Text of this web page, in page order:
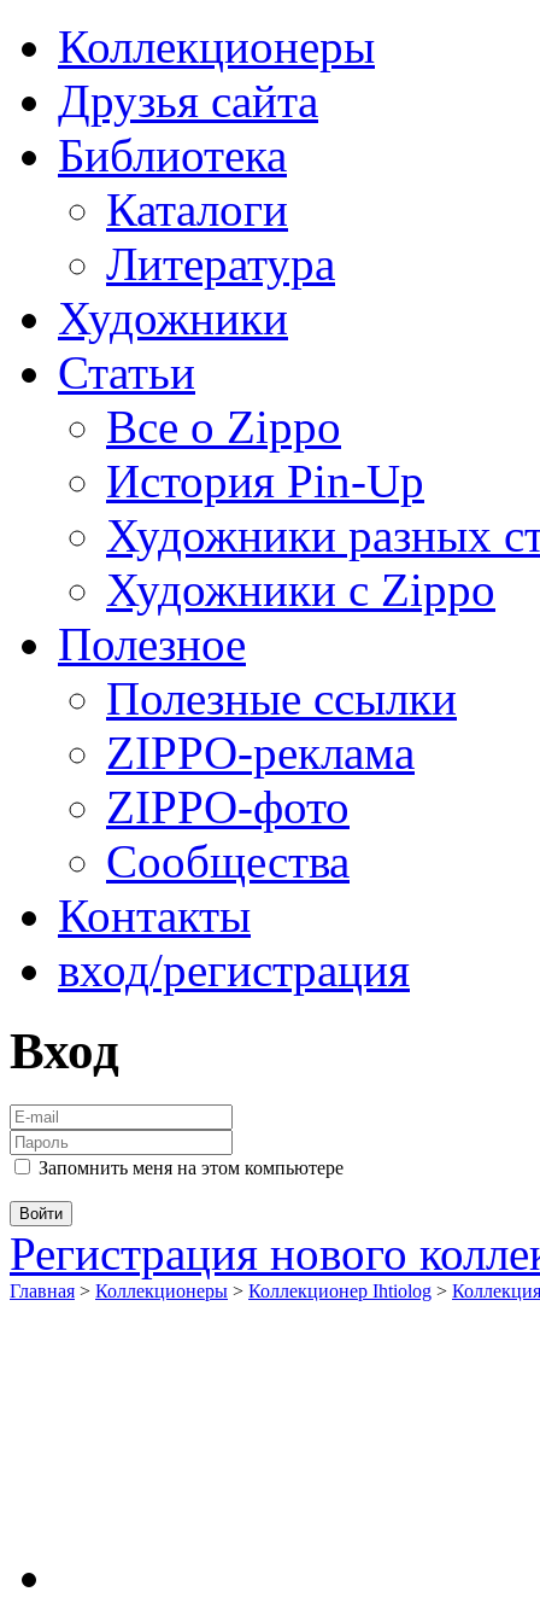
Коллекционеры
Друзья сайта
Библиотека
Каталоги
Литература
Художники
Статьи
Все о Zippo
История Pin-Up
Художники разных
Художники с Zippo
Полезное
Полезные ссылки
ZIPPO-реклама
ZIPPO-фото
Сообщества
Контакты
вход/регистрация
Вход
Запомнить меня на этом компьютере
Регистрация нового
Главная > Коллекционеры > Коллекционер Ihtiolog >